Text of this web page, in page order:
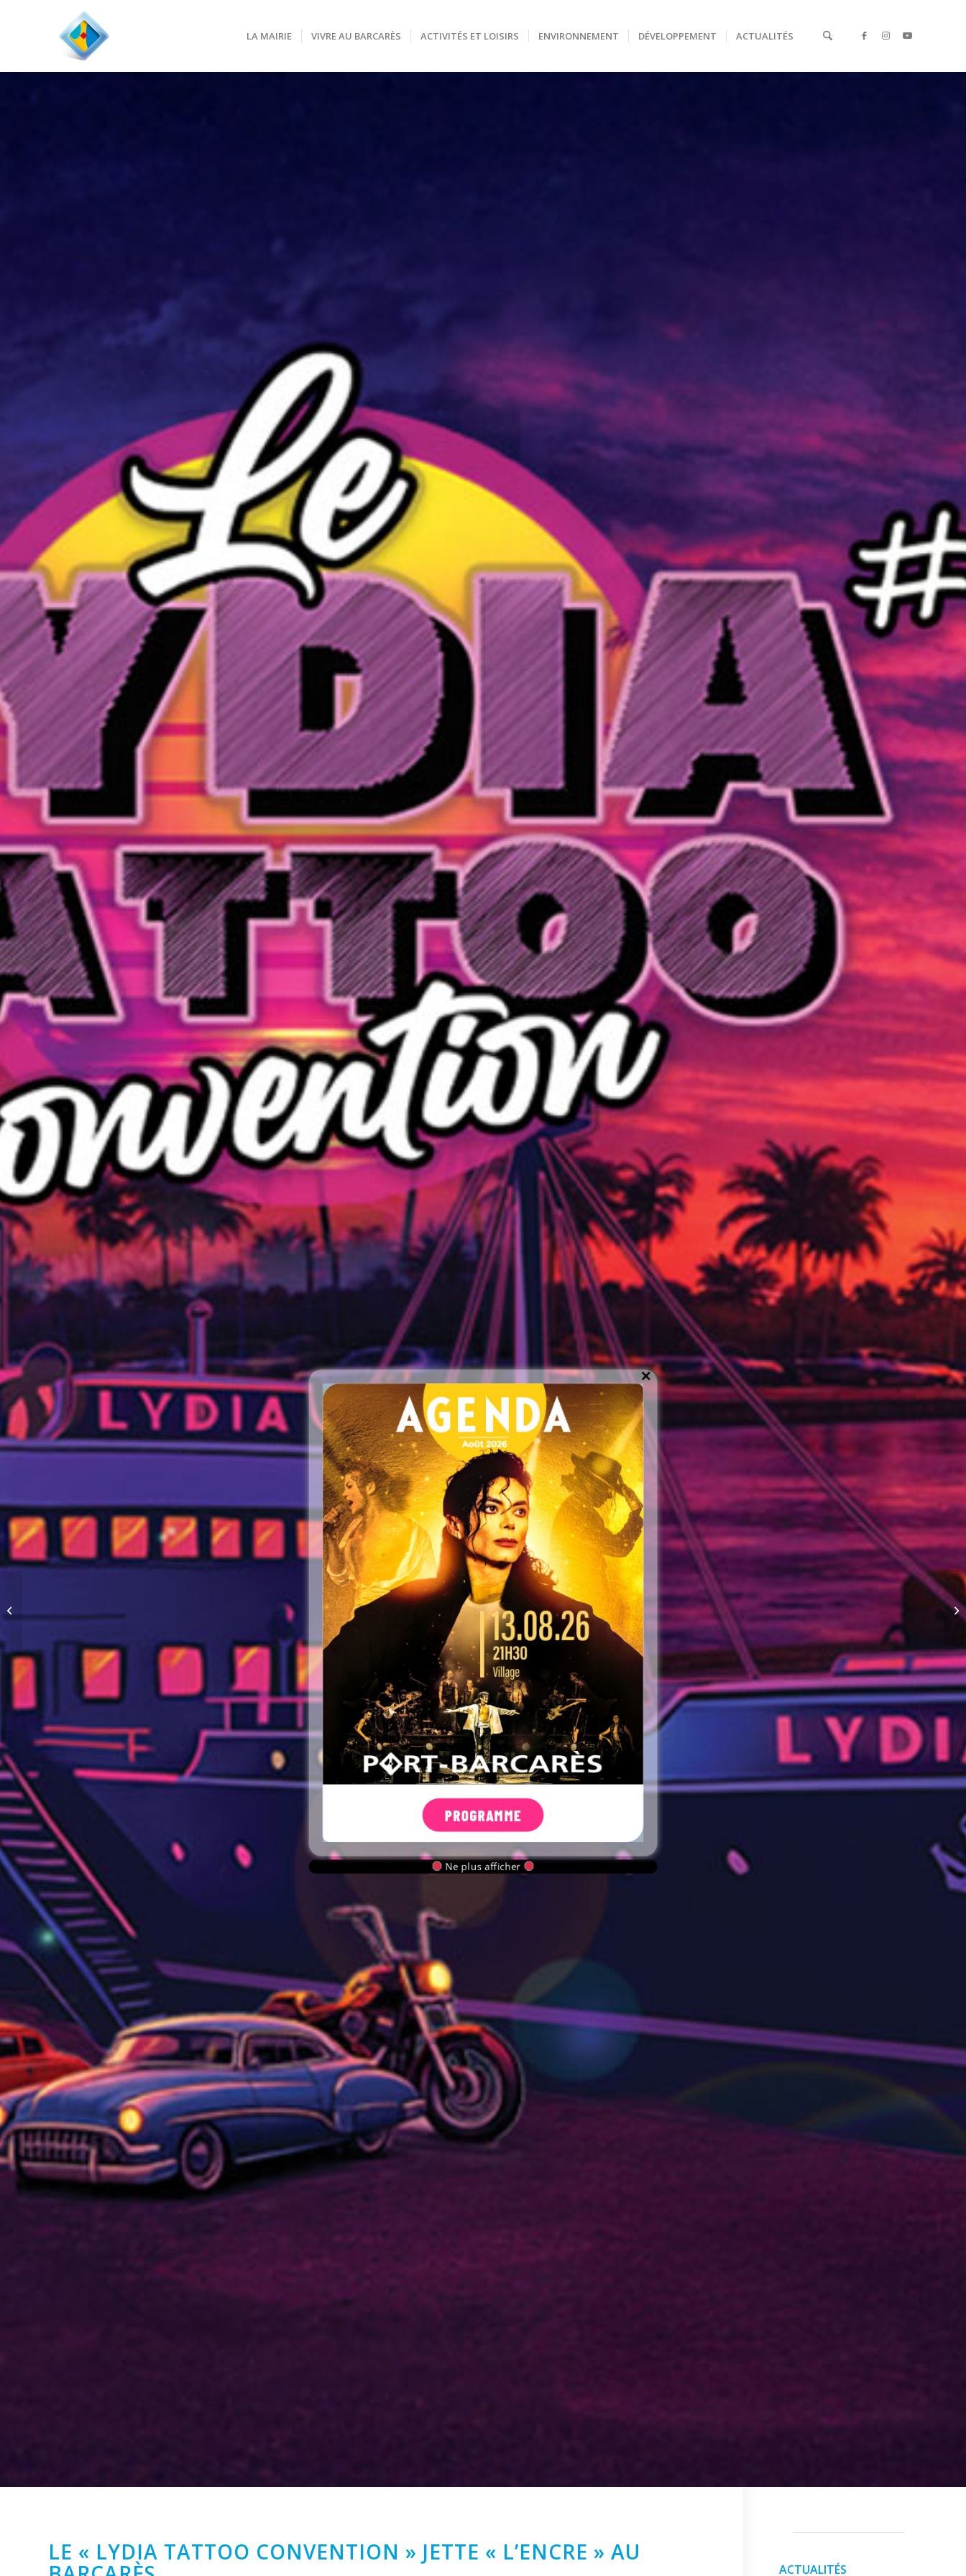
LA MAIRIE VIVRE AU BARCARÈS ACTIVITÉS ET LOISIRS ENVIRONNEMENT DÉVELOPPEMENT ACTUALITÉS
LE « LYDIA TATTOO CONVENTION » JETTE « L’ENCRE » AU
ACTUALITÉS
peut tout changer
M J V S
Télécharger l'agenda
Close
this
PROGRAMME
Ne plus afficher